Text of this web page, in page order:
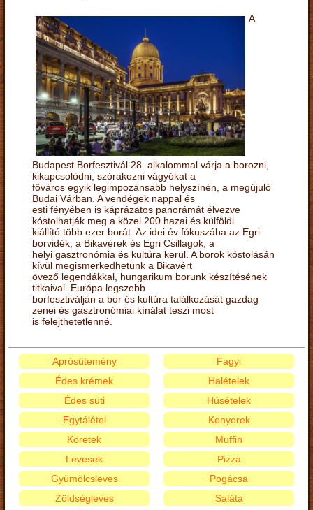
A
Budapest Borfesztivál 28. alkalommal várja a borozni,
kikapcsolódni, szórakozni vágyókat a
főváros egyik legimpozánsabb helyszínén, a megújuló
Budai Várban. A vendégek nappal és
esti fényében is káprázatos panorámát élvezve
kóstolhatják meg a közel 200 hazai és külföldi
kiállító több ezer borát. Az idei év fókuszába az Egri
borvidék, a Bikavérek és Egri Csillagok, a
helyi gasztronómia és kultúra kerül. A borok kóstolásán
kívül megismerkedhetünk a Bikavért
övező legendákkal, hungarikum borunk készítésének
titkaival. Európa legszebb
borfesztiválján a bor és kultúra találkozását gazdag
zenei és gasztronómiai kínálat teszi most
is felejthetetlenné.
Aprósütemény
Édes krémek
Édes süti
Egytálétel
Fagyi
Halételek
Húsételek
Kenyerek
Köretek
Levesek
Gyümölcsleves
Zöldségleves
Muffin
Pizza
Pogácsa
Saláta